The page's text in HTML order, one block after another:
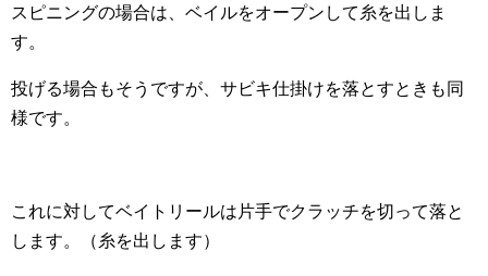
スピニングの場合は、ベイルをオープンして糸を出しま
す。
投げる場合もそうですが、サビキ仕掛けを落とすときも同
様です。
これに対してベイトリールは片手でクラッチを切って落と
します。（糸を出します）